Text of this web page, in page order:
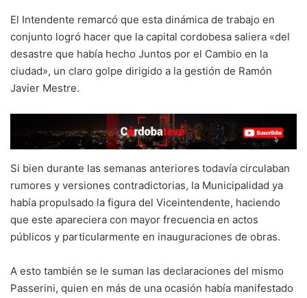
El Intendente remarcó que esta dinámica de trabajo en
conjunto logró hacer que la capital cordobesa saliera «del
desastre que había hecho Juntos por el Cambio en la
ciudad», un claro golpe dirigido a la gestión de Ramón
Javier Mestre.
Si bien durante las semanas anteriores todavía circulaban
rumores y versiones contradictorias, la Municipalidad ya
había propulsado la figura del Viceintendente, haciendo
que este apareciera con mayor frecuencia en actos
públicos y particularmente en inauguraciones de obras.
A esto también se le suman las declaraciones del mismo
Passerini, quien en más de una ocasión había manifestado